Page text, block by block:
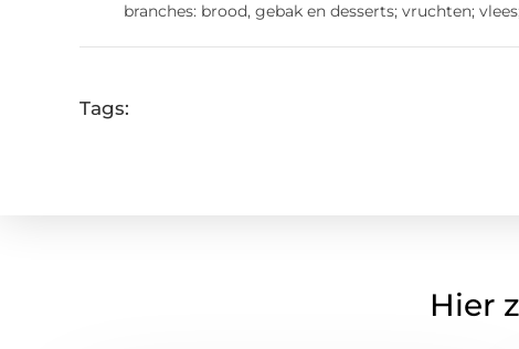
branches: brood, gebak en desserts; vruchten;
Tags:
Hier